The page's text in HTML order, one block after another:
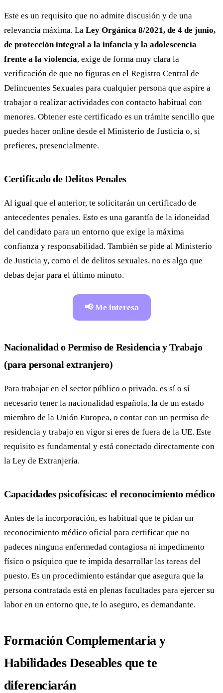
Este es un requisito que no admite discusión y de una
relevancia máxima. La Ley Orgánica 8/2021, de 4 de junio,
de protección integral a la infancia y la adolescencia
frente a la violencia, exige de forma muy clara la
verificación de que no figuras en el Registro Central de
Delincuentes Sexuales para cualquier persona que aspire a
trabajar o realizar actividades con contacto habitual con
menores. Obtener este certificado es un trámite sencillo que
puedes hacer online desde el Ministerio de Justicia o, si
prefieres, presencialmente.
Certificado de Delitos Penales
Al igual que el anterior, te solicitarán un certificado de
antecedentes penales. Esto es una garantía de la idoneidad
del candidato para un entorno que exige la máxima
confianza y responsabilidad. También se pide al Ministerio
de Justicia y, como el de delitos sexuales, no es algo que
debas dejar para el último minuto.
📢 Me interesa
Nacionalidad o Permiso de Residencia y Trabajo
(para personal extranjero)
Para trabajar en el sector público o privado, es sí o sí
necesario tener la nacionalidad española, la de un estado
miembro de la Unión Europea, o contar con un permiso de
residencia y trabajo en vigor si eres de fuera de la UE. Este
requisito es fundamental y está conectado directamente con
la Ley de Extranjería.
Capacidades psicofísicas: el reconocimiento médico
Antes de la incorporación, es habitual que te pidan un
reconocimiento médico oficial para certificar que no
padeces ninguna enfermedad contagiosa ni impedimento
físico o psíquico que te impida desarrollar las tareas del
puesto. Es un procedimiento estándar que asegura que la
persona contratada está en plenas facultades para ejercer su
labor en un entorno que, te lo aseguro, es demandante.
Formación Complementaria y
Habilidades Deseables que te
diferenciarán